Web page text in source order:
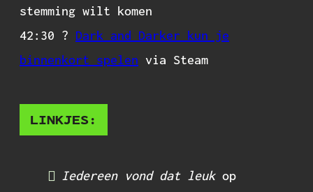
stemming wilt komen
42:30 ? Dark and Darker kun je
binnenkort spelen via Steam
LINKJES:
Iedereen vond dat leukop